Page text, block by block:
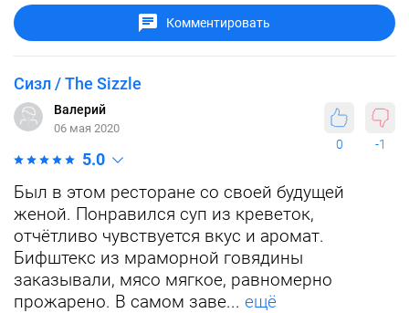
Комментировать
Сизл / The Sizzle
0 -1
Валерий
06 мая 2020
5.0
Был в этом ресторане со своей будущей
женой. Понравился суп из креветок,
отчётливо чувствуется вкус и аромат.
Бифштекс из мраморной говядины
заказывали, мясо мягкое, равномерно
прожарено. В самом заве... ещё